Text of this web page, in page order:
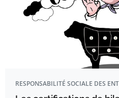
RESPONSABILITÉ SOCIALE DES